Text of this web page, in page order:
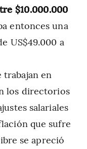
$10.000.000
entonces una
US$49.000 a
trabajan en
los directorios
salariales
que sufre
se apreció